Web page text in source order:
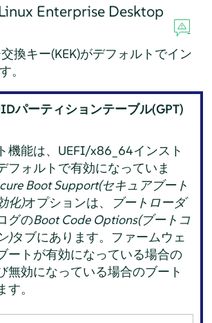
Enterprise Desktop
換キー(KEK)がデフォルトでイン
。
パーティションテーブル(GPT)
機能は、UEFI/x86_64インスト
フォルトで有効になっていま
Boot Support(セキュアブート
化)オプションは、
ブートローダ
グのBoot Code Options(ブートコ
)タブにあります。ファームウェ
ートが有効になっている場合の
無効になっている場合のブート
。